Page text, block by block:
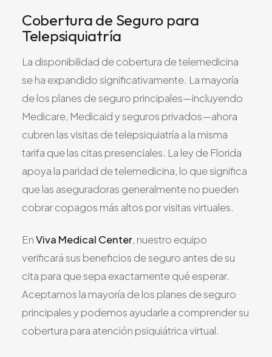
Cobertura de Seguro para
Telepsiquiatría
La disponibilidad de cobertura de telemedicina
se ha expandido significativamente. La mayoría
de los planes de seguro principales—incluyendo
Medicare, Medicaid y seguros privados—ahora
cubren las visitas de telepsiquiatría a la misma
tarifa que las citas presenciales. La ley de Florida
apoya la paridad de telemedicina, lo que significa
que las aseguradoras generalmente no pueden
cobrar copagos más altos por visitas virtuales.
EnViva Medical Center, nuestro equipo
verificará sus beneficios de seguro antes de su
cita para que sepa exactamente qué esperar.
Aceptamos la mayoría de los planes de seguro
principales y podemos ayudarle a comprender su
cobertura para atención psiquiátrica virtual.